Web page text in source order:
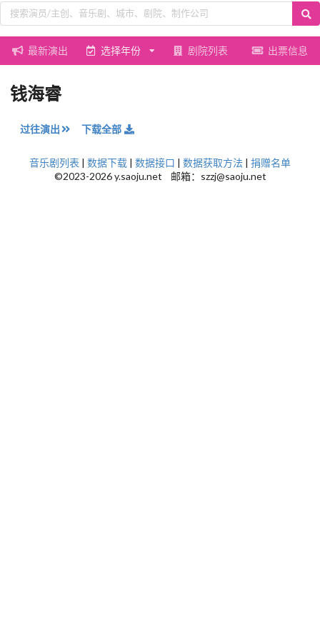
最新演出 选择年份 剧院列表 出票信息
钱海睿
过往演出 下载全部
音乐剧列表 | 数据下载 | 数据接口 | 数据获取方法 | 捐赠名单
©2023-2026 y.saoju.net 邮箱：szzj@saoju.net